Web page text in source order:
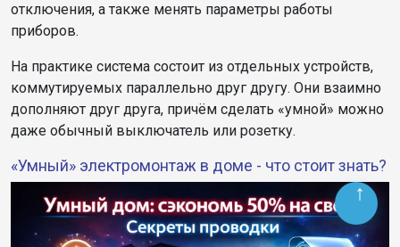
отключения, а также менять параметры работы
приборов.
На практике система состоит из отдельных устройств,
коммутируемых параллельно друг другу. Они взаимно
дополняют друг друга, причём сделать «умной» можно
даже обычный выключатель или розетку.
«Умный» электромонтаж в доме - что стоит знать?